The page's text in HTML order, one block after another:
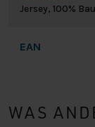
Jersey, 100%
EAN
WAS